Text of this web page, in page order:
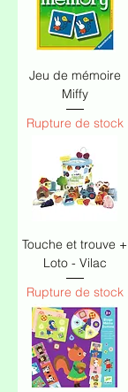
Jeu de mémoire
Miffy
Rupture de stock
Touche et trouve +
Loto - Vilac
Rupture de stock